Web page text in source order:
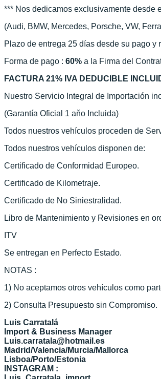
*** Nos dedicamos exclusivamente desde
(Audi, BMW, Mercedes, Porsche, VW,
Plazo de entrega 25 días desde su pago
Forma de pago : 60% a la Firma del
FACTURA 21% IVA DEDUCIBLE
Nuestro Servicio Integral de Importación
(Garantía Oficial 1 aňo Incluida)
Todos nuestros vehículos proceden de
Todos nuestros vehículos disponen de:
Certificado de Conformidad Europeo.
Certificado de Kilometraje.
Certificado de No Siniestralidad.
Libro de Mantenimiento y Revisiones en
ITV
Se entregan en Perfecto Estado.
NOTAS :
1) No aceptamos otros vehículos como
2) Consulta Presupuesto sin Compromiso.
Luis Carratalá
Import & Business Manager
Luis.carratala@hotmail.es
Madrid/Valencia/Murcia/Mallorca
Lisboa/Porto/Estonia
INSTAGRAM :